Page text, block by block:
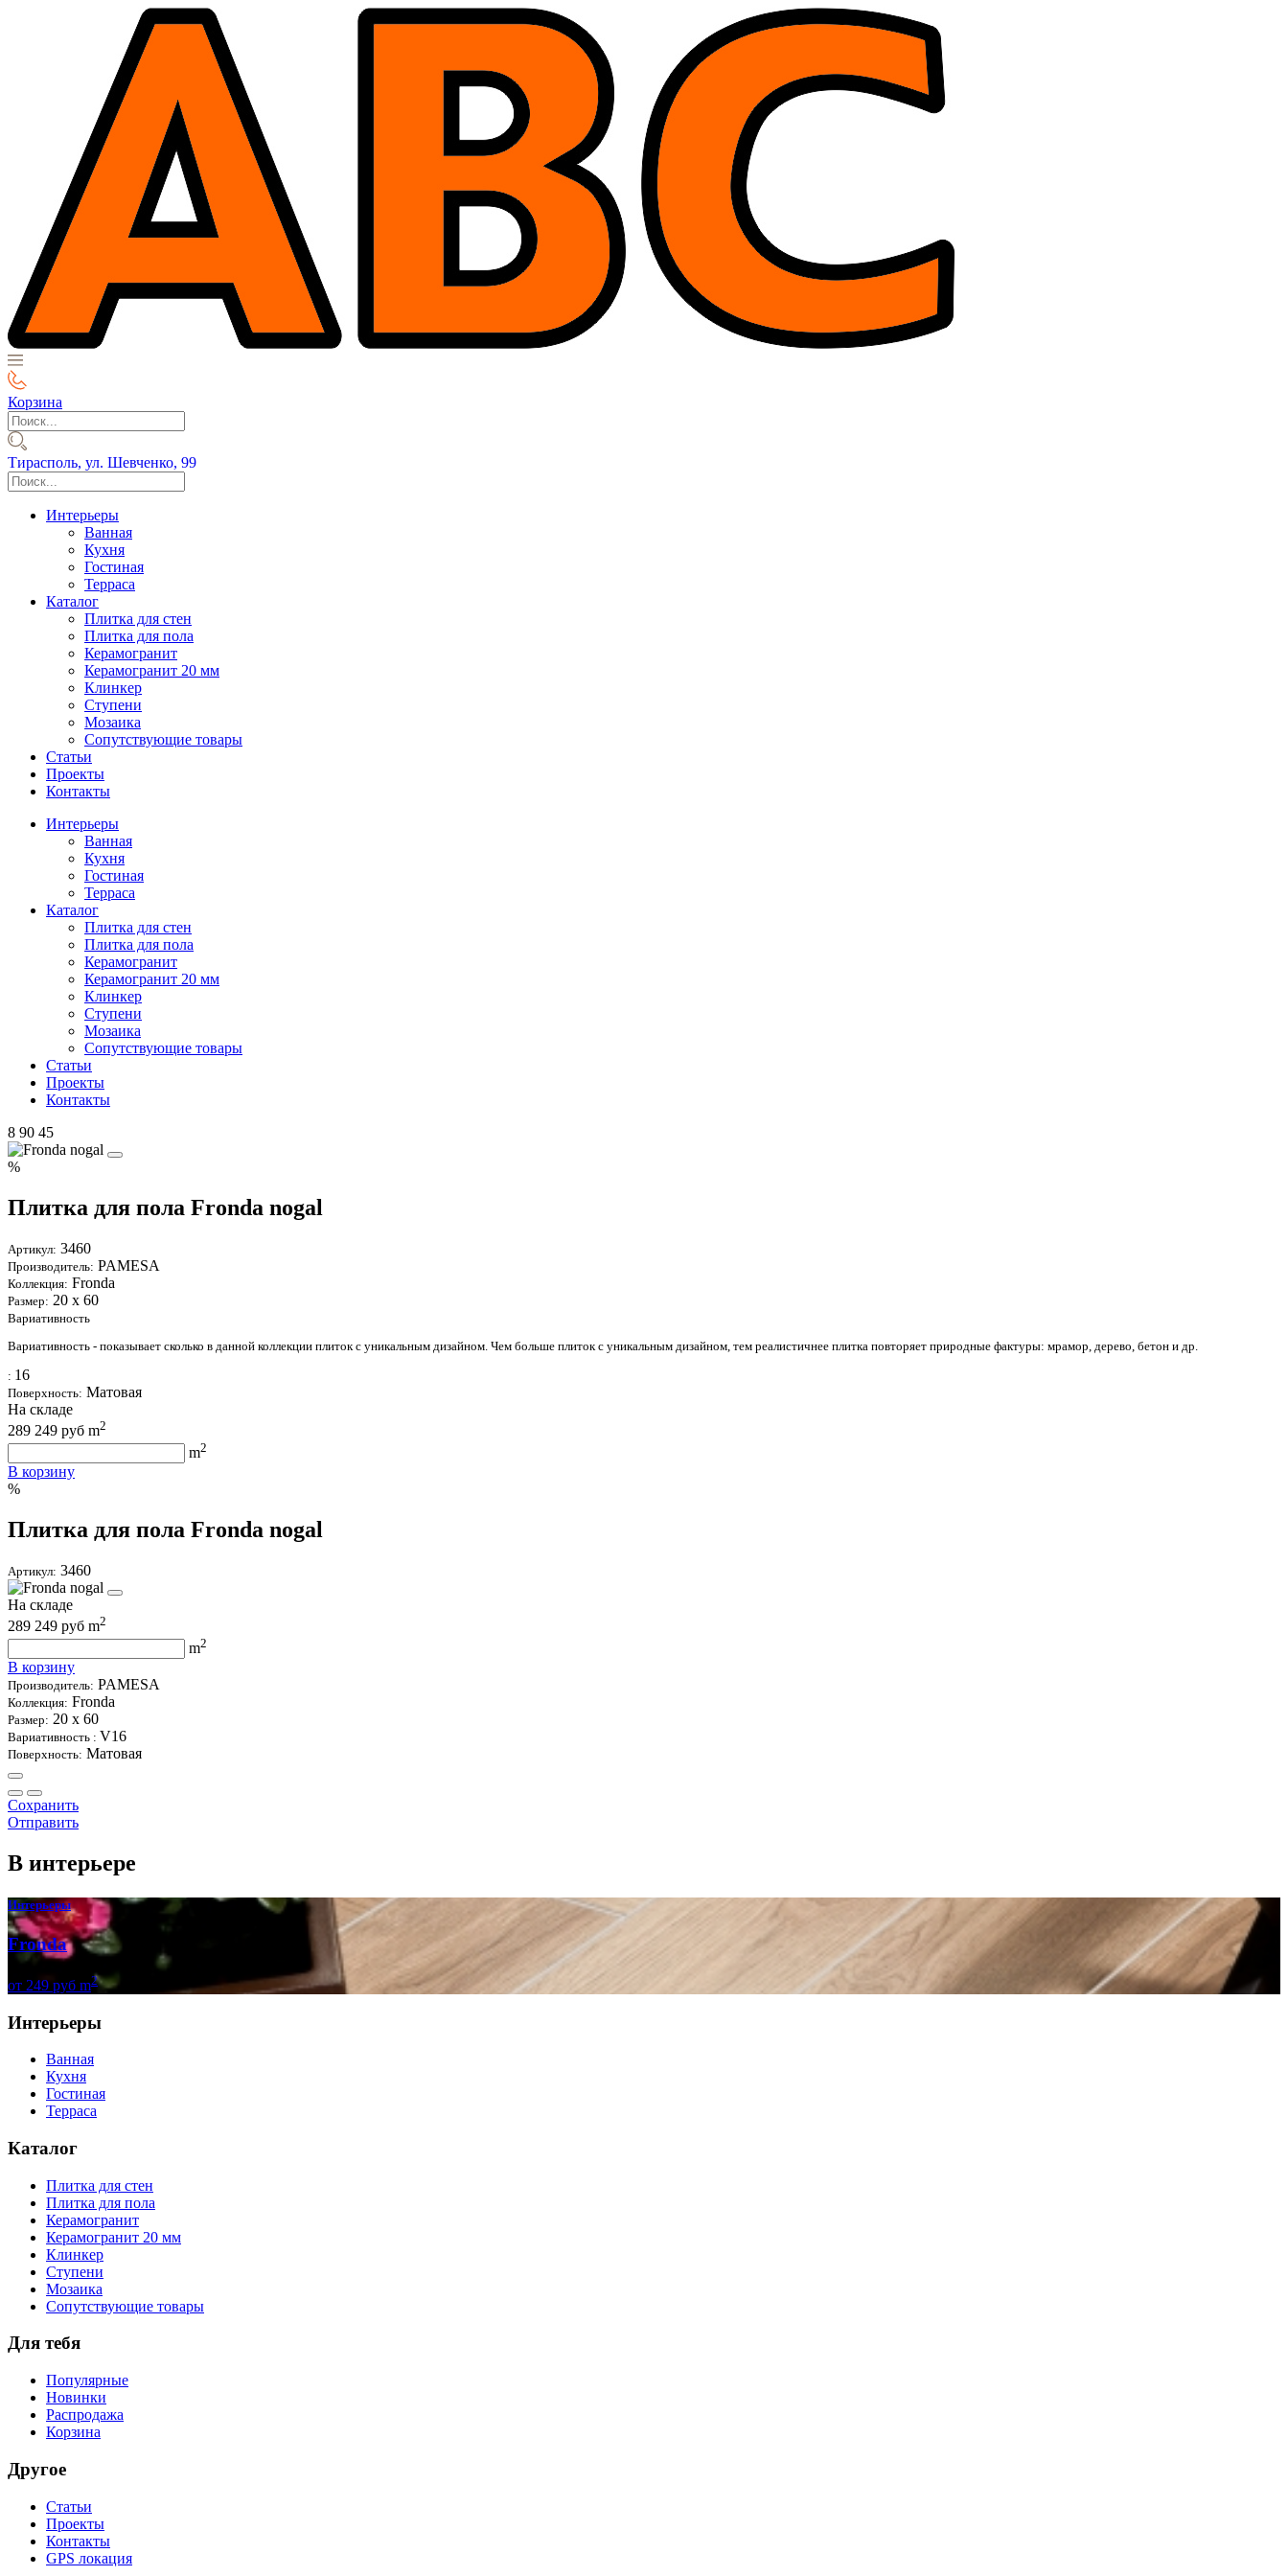
Корзина
Тирасполь, ул. Шевченко, 99
Интерьеры
Ванная
Кухня
Гостиная
Терраса
Каталог
Плитка для стен
Плитка для пола
Керамогранит
Керамогранит 20 мм
Клинкер
Ступени
Мозаика
Сопутствующие товары
Статьи
Проекты
Контакты
Интерьеры
Ванная
Кухня
Гостиная
Терраса
Каталог
Плитка для стен
Плитка для пола
Керамогранит
Керамогранит 20 мм
Клинкер
Ступени
Мозаика
Сопутствующие товары
Статьи
Проекты
Контакты
8 90 45
%
Плитка для пола Fronda nogal
Артикул: 3460
Производитель: PAMESA
Коллекция: Fronda
Размер: 20 х 60
Вариативность
Вариативность - показывает сколько в данной коллекции плиток с уникальным дизайном. Чем больше плиток с уникальным дизайном, тем реалистичнее плитка повторяет природные фактуры: мрамор, дерево, бетон и др.
: 16
Поверхность: Матовая
На складе
289 249 руб m2
m2
В корзину
%
Плитка для пола Fronda nogal
Артикул: 3460
На складе
289 249 руб m2
m2
В корзину
Производитель: PAMESA
Коллекция: Fronda
Размер: 20 х 60
Вариативность : V16
Поверхность: Матовая
Сохранить
Отправить
В интерьере
Интерьеры
Fronda
от 249 руб m2
Интерьеры
Ванная
Кухня
Гостиная
Терраса
Каталог
Плитка для стен
Плитка для пола
Керамогранит
Керамогранит 20 мм
Клинкер
Ступени
Мозаика
Сопутствующие товары
Для тебя
Популярные
Новинки
Распродажа
Корзина
Другое
Статьи
Проекты
Контакты
GPS локация